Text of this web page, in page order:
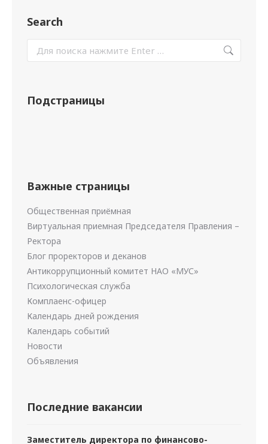
Search
Подстраницы
Важные страницы
Общественная приёмная
Виртуальная приемная Председателя Правления –
Ректора
Блог проректоров и деканов
Антикоррупционный комитет НАО «МУС»
Психологическая служба
Комплаенс-офицер
Календарь дней рождения
Календарь событий
Новости
Объявления
Последние вакансии
Заместитель директора по финансово-